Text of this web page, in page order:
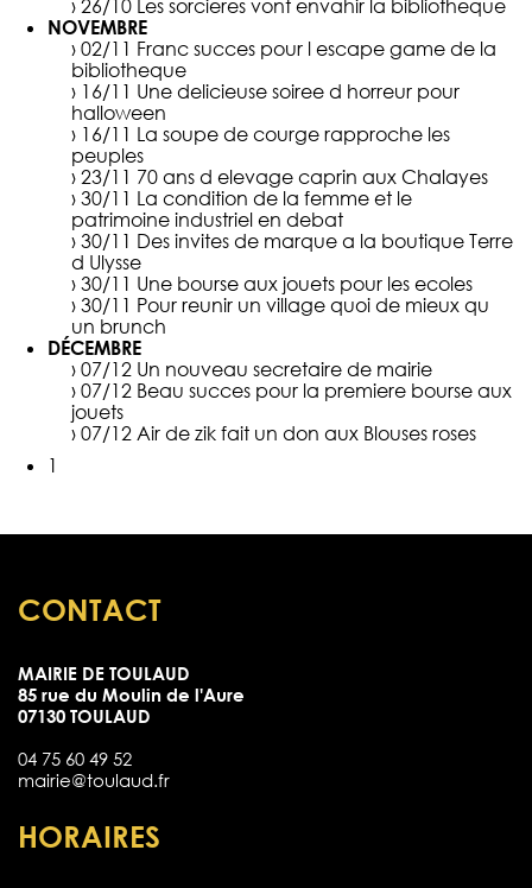
› 26/10 Les sorcieres vont envahir la bibliotheque
NOVEMBRE
› 02/11 Franc succes pour l escape game de la
bibliotheque
› 16/11 Une delicieuse soiree d horreur pour
halloween
› 16/11 La soupe de courge rapproche les
peuples
› 23/11 70 ans d elevage caprin aux Chalayes
› 30/11 La condition de la femme et le
patrimoine industriel en debat
› 30/11 Des invites de marque a la boutique Terre
d Ulysse
› 30/11 Une bourse aux jouets pour les ecoles
› 30/11 Pour reunir un village quoi de mieux qu
un brunch
DÉCEMBRE
› 07/12 Un nouveau secretaire de mairie
› 07/12 Beau succes pour la premiere bourse aux
jouets
› 07/12 Air de zik fait un don aux Blouses roses
1
CONTACT
MAIRIE DE TOULAUD
85 rue du Moulin de l'Aure
07130 TOULAUD
04 75 60 49 52
mairie@toulaud.fr
HORAIRES